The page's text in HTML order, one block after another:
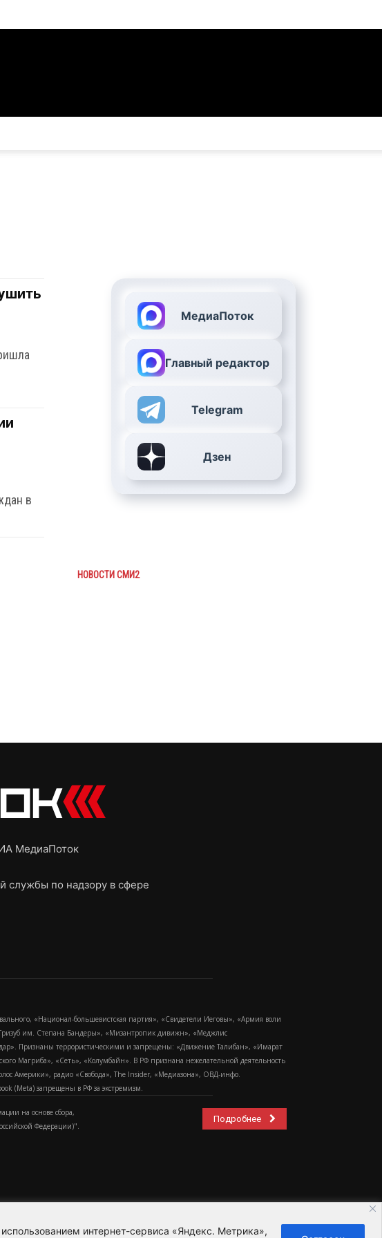
интернет-сервиса «Яндекс. Метрика»,
в
МедиаПоток
Главный редактор
Telegram
Дзен
НОВОСТИ СМИ2
МедиаПоток
службы по надзору в сфере
«Национал-большевистская партия», «Свидетели Иеговы», «Армия воли
им. Степана Бандеры», «Мизантропик дивижн», «Меджлис
Признаны террористическими и запрещены: «Движение Талибан», «Имарат
Магриба», «Сеть», «Колумбайн». В РФ признана нежелательной деятельность
Америки», радио «Свобода», The Insider, «Медиазона», ОВД-инфо.
(Metа) запрещены в РФ за экстремизм.
на основе сбора,
Федерации)".
Подробнее